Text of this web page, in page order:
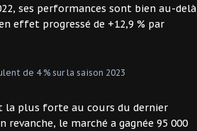
ses performances sont bien au-delà
effet progressé de +12,9 % par
la plus forte au cours du dernier
le marché a gagnée 95 000